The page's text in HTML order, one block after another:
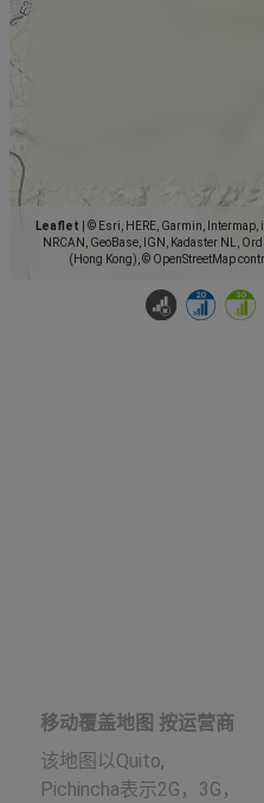
Leaflet
© Esri, HERE, Garmin, Intermap,
NRCAN, GeoBase, IGN, Kadaster NL,
(Hong Kong), © OpenStreetMap
移动覆盖地图 按运营商
该地图以Quito,
Pichincha表示2G，3G，